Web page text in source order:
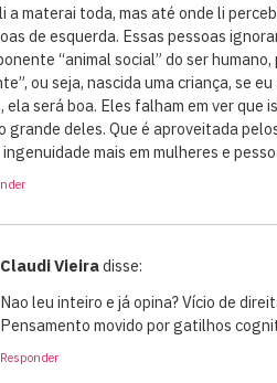
a materai toda, mas até onde li
de esquerda. Essas pessoas
“animal social” do ser
ou seja, nascida uma criança, se
ela será boa. Eles falham em ver que
grande deles. Que é aproveitada
mais em mulheres e
Claudi Vieiradisse:
Nao leu inteiro e já opina? Vício de
Pensamento movido por gatilhos
Responder